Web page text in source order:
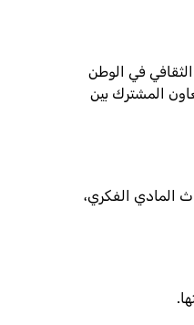
التراث الثقافي في الوطن
المشترك بين
المادي الفكري،